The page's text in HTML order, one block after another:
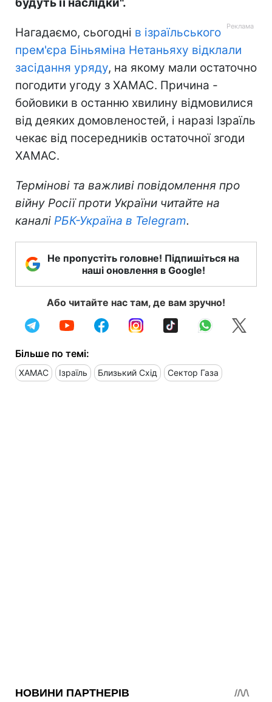
Нагадаємо, сьогодні в ізраїльського
прем'єра Біньяміна Нетаньяху відклали
засідання уряду, на якому мали остаточно
погодити угоду з ХАМАС. Причина -
бойовики в останню хвилину відмовилися
від деяких домовленостей, і наразі Ізраїль
чекає від посередників остаточної згоди
ХАМАС.
Термінові та важливі повідомлення про
війну Росії проти України читайте на
каналі РБК-Україна в Telegram.
Не пропустіть головне! Підпишіться на
наші оновлення в Google!
Або читайте нас там, де вам зручно!
Більше по темі:
ХАМАС Ізраїль Близький Схід Сектор Газа